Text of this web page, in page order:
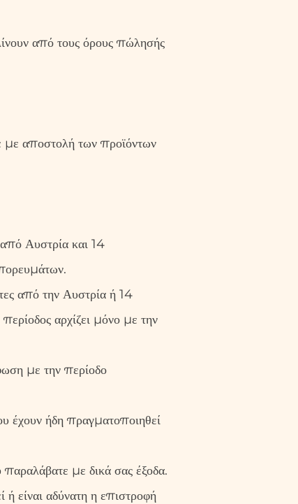
από τους όρους πώλησής
με αποστολή των προϊόντων
Αυστρία και 14
από την Αυστρία ή 14
αρχίζει μόνο με την
με την περίοδο
έχουν ήδη πραγματοποιηθεί
με δικά σας έξοδα.
είναι αδύνατη η επιστροφή